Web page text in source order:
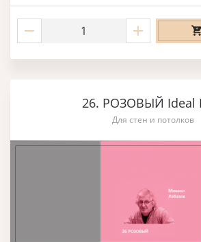
26. РОЗОВЫЙ Ideal
Для стен и потолков